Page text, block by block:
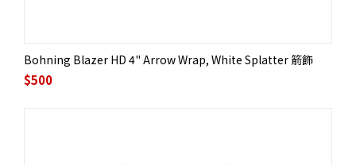
Bohning Blazer HD 4" Arrow Wrap, White Splatter 箭飾
$500